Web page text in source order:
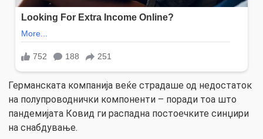
Германската компанија веќе страдаше од недостаток
на полупроводнички компоненти – поради тоа што
пандемијата Ковид ги распадна постоечките синџири
на снабдување.